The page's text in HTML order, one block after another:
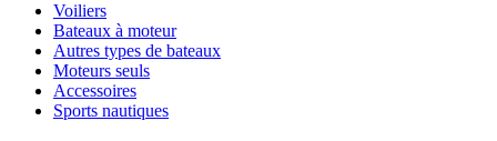
Voiliers
Bateaux à moteur
Autres types de bateaux
Moteurs seuls
Accessoires
Sports nautiques